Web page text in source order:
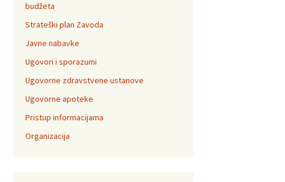
budžeta
Strateški plan Zavoda
Javne nabavke
Ugovori i sporazumi
Ugovorne zdravstvene ustanove
Ugovorne apoteke
Pristup informacijama
Organizacija